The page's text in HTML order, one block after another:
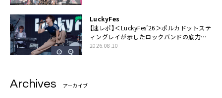
LuckyFes
【速レポ】＜LuckyFes’26＞ポルカドットステ
ィングレイが示したロックバンドの底力
「LuckyFesのマスコットキャラクターである
2026.08.10
Archives アーカイブ